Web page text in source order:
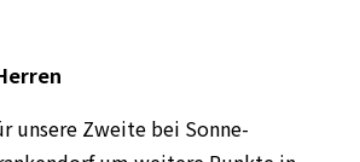
unsere Zweite bei Sonne-